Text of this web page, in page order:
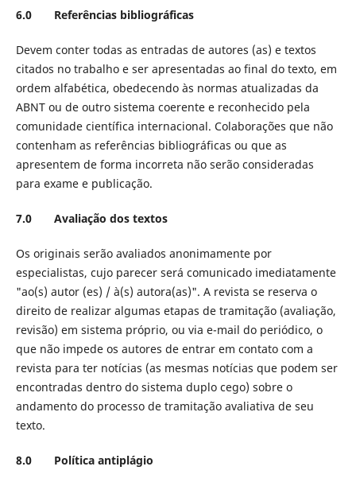
6.0 Referências bibliográficas
Devem conter todas as entradas de autores (as) e textos
citados no trabalho e ser apresentadas ao final do texto, em
ordem alfabética, obedecendo às normas atualizadas da
ABNT ou de outro sistema coerente e reconhecido pela
comunidade científica internacional. Colaborações que não
contenham as referências bibliográficas ou que as
apresentem de forma incorreta não serão consideradas
para exame e publicação.
7.0 Avaliação dos textos
Os originais serão avaliados anonimamente por
especialistas, cujo parecer será comunicado imediatamente
"ao(s) autor (es) / à(s) autora(as)". A revista se reserva o
direito de realizar algumas etapas de tramitação (avaliação,
revisão) em sistema próprio, ou via e-mail do periódico, o
que não impede os autores de entrar em contato com a
revista para ter notícias (as mesmas notícias que podem ser
encontradas dentro do sistema duplo cego) sobre o
andamento do processo de tramitação avaliativa de seu
texto.
8.0 Política antiplágio